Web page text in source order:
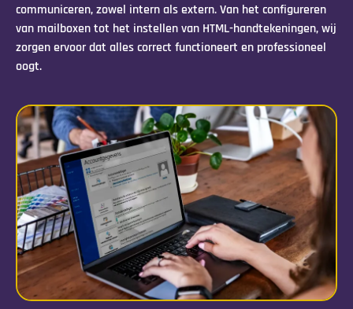
communiceren, zowel intern als extern. Van het configureren
van mailboxen tot het instellen van HTML-handtekeningen, wij
zorgen ervoor dat alles correct functioneert en professioneel
oogt.